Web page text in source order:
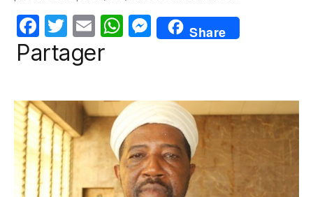
o
o
k
p
p
g
er
F
a
b
o
o
k
T
w
itt
E
m
W
A
p
p
M
e
n
g
er
Share
Partager